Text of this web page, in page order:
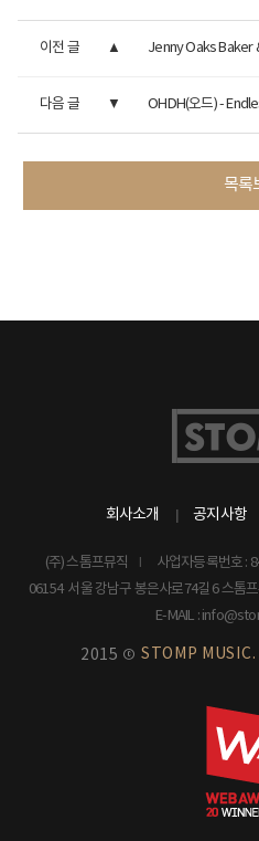
이전 글
다음 글 OHDH(오드) -
목록
회사소개 공지사항
(주) 스톰프뮤직 사업자등록번호 :
06154 서울 강남구 봉은사로74길 6 스톰
E-MAIL :
2015 © STOMP MUSIC.